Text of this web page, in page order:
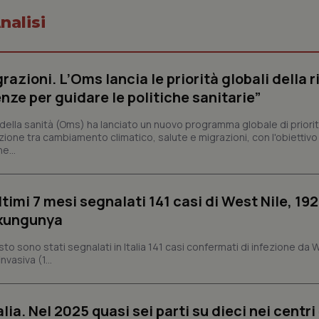
L’Oms lancia le priorità globali della
per guidare le politiche sanitarie”
sanità (Oms) ha lanciato un nuovo programma globale di
tra cambiamento climatico, salute e migrazioni, con l'obiettivo
7 mesi segnalati 141 casi di West Nile,
sono stati segnalati in Italia 141 casi confermati di infezione da
(1...
Nel 2025 quasi sei parti su dieci nei centri
a rendere fruibile il sito web abilitandone funzionalità di base quali la
del sito. Il sito web non è in grado di funzionare correttamente senza questi
Fornitore/Dominio Scadenza
Descrizione
YouTube
5 mesi 4
Questo cookie viene utilizzato
www.quotidianosanita.it
Questo cookie viene utilizzato
dei cookie di Cookie-Script.com
correttamente.
settimane
abilitare il sistema di tracking
www.quotidianosanita.it
4
Questo cookie è impostato